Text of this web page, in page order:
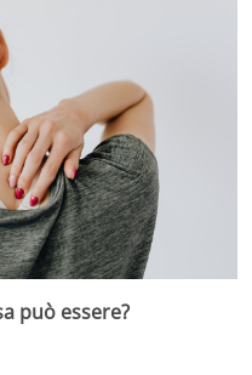
può essere?